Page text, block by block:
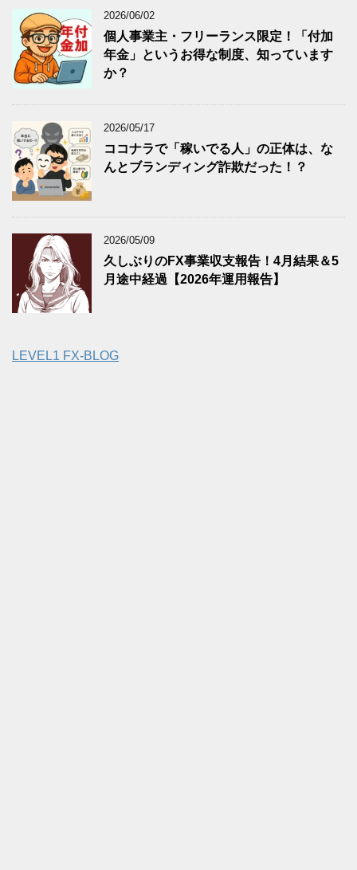
2026/06/02
個人事業主・フリーランス限定！「付加
年金」というお得な制度、知っています
か？
2026/05/17
ココナラで「稼いでる人」の正体は、な
んとブランディング詐欺だった！？
2026/05/09
久しぶりのFX事業収支報告！4月結果＆5
月途中経過【2026年運用報告】
LEVEL1 FX-BLOG